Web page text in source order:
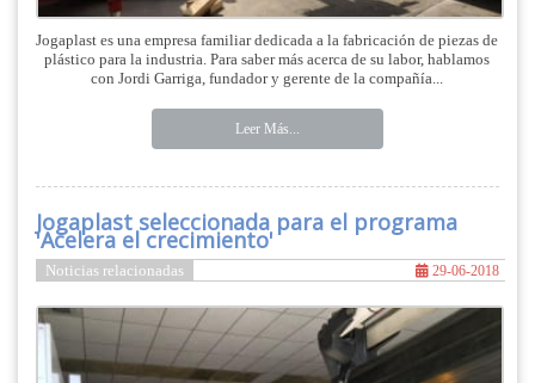
Jogaplast es una empresa familiar dedicada a la fabricación de piezas de
plástico para la industria. Para saber más acerca de su labor, hablamos
con Jordi Garriga, fundador y gerente de la compañía...
Leer Más...
Jogaplast seleccionada para el programa
'Acelera el crecimiento'
Noticias relacionadas 29-06-2018